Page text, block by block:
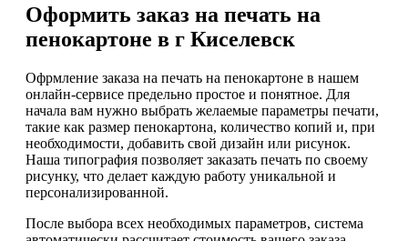
Оформить заказ на печать на
пенокартоне в г Киселевск
Офрмление заказа на печать на пенокартоне в нашем
онлайн-сервисе предельно простое и понятное. Для
начала вам нужно выбрать желаемые параметры печати,
такие как размер пенокартона, количество копий и, при
необходимости, добавить свой дизайн или рисунок.
Наша типография позволяет заказать печать по своему
рисунку, что делает каждую работу уникальной и
персонализированной.
После выбора всех необходимых параметров, система